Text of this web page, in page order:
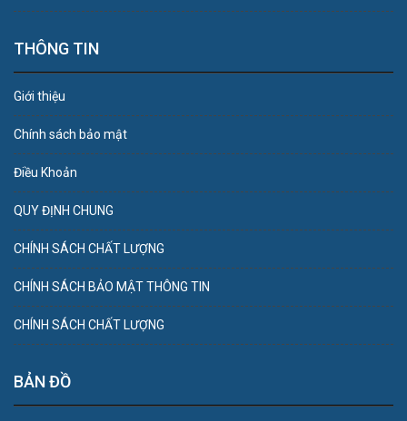
THÔNG TIN
Giới thiệu
Chính sách bảo mật
Điều Khoản
QUY ĐỊNH CHUNG
CHÍNH SÁCH CHẤT LƯỢNG
CHÍNH SÁCH BẢO MẬT THÔNG TIN
CHÍNH SÁCH CHẤT LƯỢNG
BẢN ĐỒ